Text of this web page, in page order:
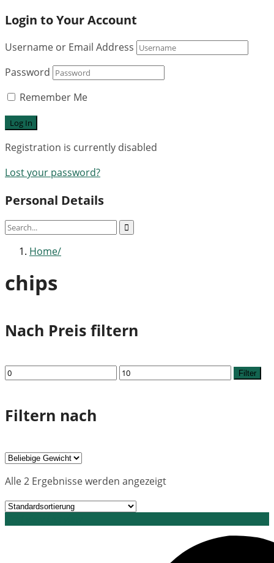
Login to Your Account
Username or Email Address
Password
Remember Me
Registration is currently disabled
Lost your password?
Personal Details
Home
chips
Nach Preis filtern
Min.
Preis
Max.
Preis
Filter
Filtern nach
Alle 2 Ergebnisse werden angezeigt